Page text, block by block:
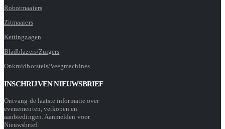
Robotmaaiers
Zitmaaiers
Kettingzagen
Bladblazers/Zuigers
Onkruidborstels/Veegmachines
INSCHRIJVEN NIEUWSBRIEF
Ontvang de laatste informatie over
evenementen, verkopen en
aanbiedingen. Aanmelden voor
Nieuwsbrief: